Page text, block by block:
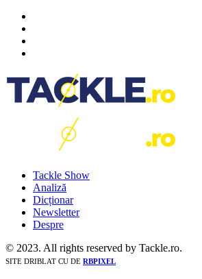
Tackle Show
Analiză
Dicționar
Newsletter
Despre
© 2023. All rights reserved by Tackle.ro.
SITE DRIBLAT CU DE RBPIXEL